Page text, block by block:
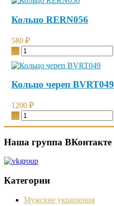
Кольцо RERN056
580 ₽
Кольцо череп BVRT049
1200 ₽
Наша группа ВКонтакте
Категории
Мужские украшения